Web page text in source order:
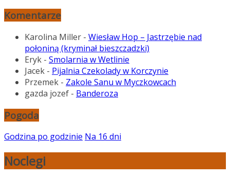
Komentarze
Karolina Miller - Wiesław Hop – Jastrzębie nad
połoniną (kryminał bieszczadzki)
Eryk - Smolarnia w Wetlinie
Jacek - Pijalnia Czekolady w Korczynie
Przemek - Zakole Sanu w Myczkowcach
gazda jozef - Banderoza
Pogoda
Godzina po godzinie Na 16 dni
Noclegi